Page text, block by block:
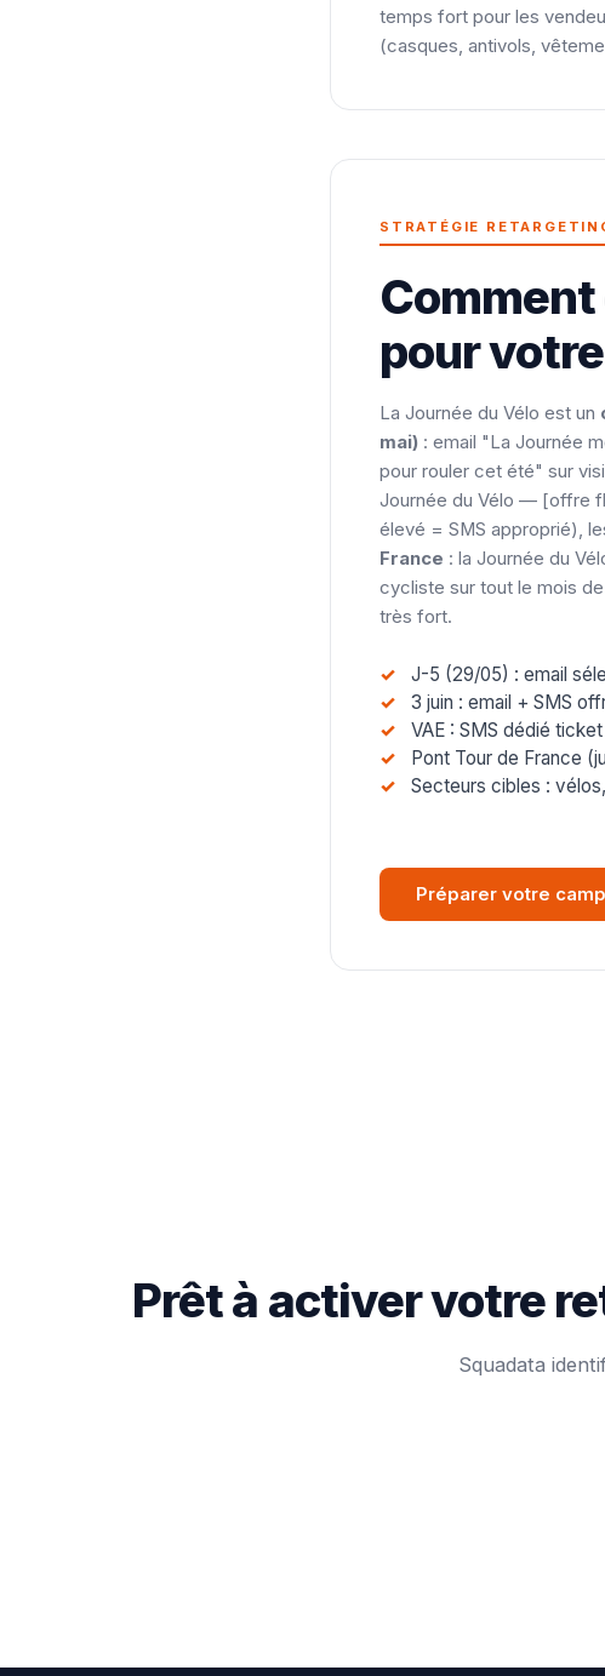
temps fort pour les
(casques, antivols,
STRATÉGIE
pour
La Journée du Vélo est un
mai) : email "La Journée
pour rouler cet été" sur
Journée du Vélo — [offre
élevé = SMS approprié),
France : la Journée du
cycliste sur tout le mois
très fort.
J-5 (29/05) : email
3 juin : email + SMS
VAE : SMS dédié
Pont Tour de France
Secteurs cibles :
Préparer votre
Prêt à activer votre
Squadata